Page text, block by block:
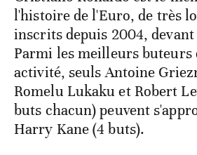
l'histoire de l'Euro, de très
inscrits depuis 2004,
Parmi les meilleurs buteurs
activité, seuls Antoine
Romelu Lukaku et Robert
buts chacun) peuvent
Harry Kane (4 buts).